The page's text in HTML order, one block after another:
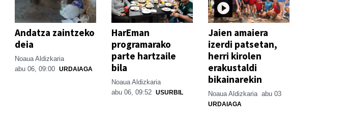
Andatza zaintzeko
deia
Noaua Aldizkaria
abu 06, 09:00 URDAIAGA
HarEman
programarako
parte hartzaile
bila
Noaua Aldizkaria
abu 06, 09:52 USURBIL
Jaien amaiera
izerdi patsetan,
herri kirolen
erakustaldi
bikainarekin
Noaua Aldizkaria abu 03
URDAIAGA